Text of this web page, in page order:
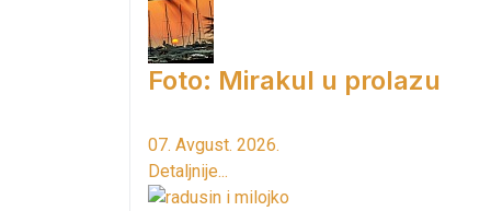
Foto: Mirakul u prolazu
07. Avgust. 2026.
Detaljnije...